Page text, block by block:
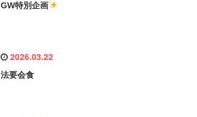
GW特別企画
2026.03.22
法要会食